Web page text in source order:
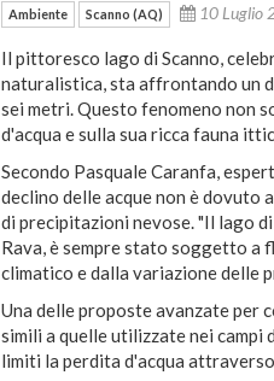
Ambiente Scanno (AQ) 10 Luglio
Il pittoresco lago di Scanno,
naturalistica, sta affrontando un
sei metri. Questo fenomeno non
d'acqua e sulla sua ricca fauna
Secondo Pasquale Caranfa,
declino delle acque non è dovuto
di precipitazioni nevose. "Il lago
Rava, è sempre stato soggetto a
climatico e dalla variazione delle
Una delle proposte avanzate per
simili a quelle utilizzate nei campi
limiti la perdita d'acqua